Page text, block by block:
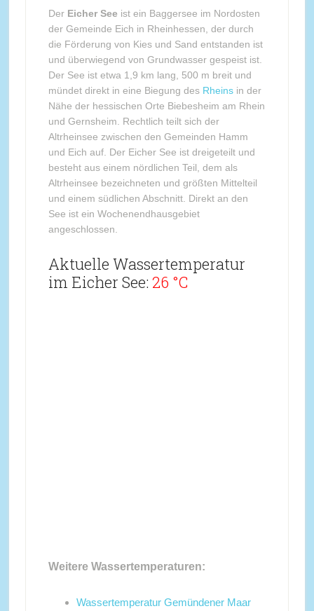
Der Eicher See ist ein Baggersee im Nordosten
der Gemeinde Eich in Rheinhessen, der durch
die Förderung von Kies und Sand entstanden ist
und überwiegend von Grundwasser gespeist ist.
Der See ist etwa 1,9 km lang, 500 m breit und
mündet direkt in eine Biegung des Rheinsin der
Nähe der hessischen Orte Biebesheim am Rhein
und Gernsheim. Rechtlich teilt sich der
Altrheinsee zwischen den Gemeinden Hamm
und Eich auf. Der Eicher See ist dreigeteilt und
besteht aus einem nördlichen Teil, dem als
Altrheinsee bezeichneten und größten Mittelteil
und einem südlichen Abschnitt. Direkt an den
See ist ein Wochenendhausgebiet
angeschlossen.
Aktuelle Wassertemperatur
im Eicher See: 26 °C
Weitere Wassertemperaturen:
Wassertemperatur Gemündener Maar